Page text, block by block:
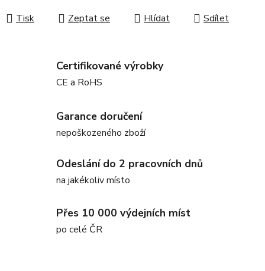
Tisk Zeptat se Hlídat Sdílet
Certifikované výrobky
CE a RoHS
Garance doručení
nepoškozeného zboží
Odeslání do 2 pracovních dnů
na jakékoliv místo
Přes 10 000 výdejních míst
po celé ČR